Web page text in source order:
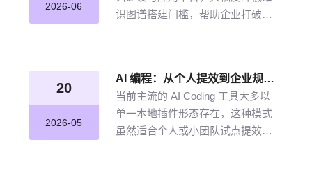
2026-06
识图谱搭建门槛，帮助企业打破数
推理能力，打造企业级智能决策新
引擎，赋能企业沉淀高质量的知识
并应用。
20
2026-05
AI 编程：从个人提效到企业规模化落地的破局之道
当前主流的 AI Coding 工具大多以
单一本地插件形态存在，这种模式
虽然适合个人或小团队试点提效，